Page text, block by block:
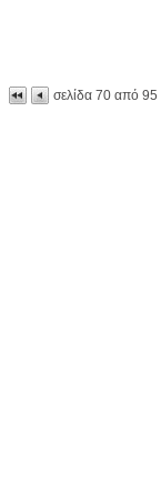
σελίδα 70 από 95